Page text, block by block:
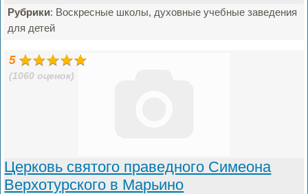
Рубрики: Воскресные школы, духовные учебные заведения
для детей
5
(1060 оценок)
Церковь святого праведного Симеона
Верхотурского в Марьино